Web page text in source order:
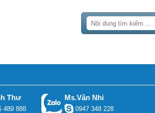
Thư
489 888
Ms.Vân Nhi
0947 348 228